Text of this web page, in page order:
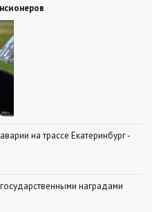
на трассе Екатеринбург -
наградами